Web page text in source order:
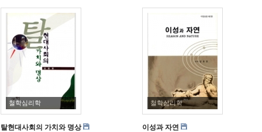
철학심리학
탈현대사회의 가치와 명상
철학심리학
이성과 자연